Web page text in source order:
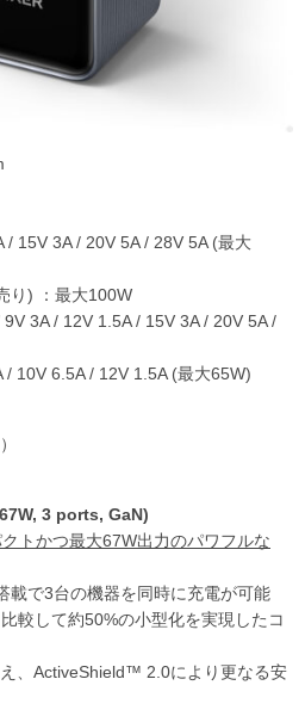
15V 3A / 20V 5A / 28V 5A (最大
) ：最大100W
3A / 12V 1.5A / 15V 3A / 20V 5A /
6.5A / 12V 1.5A (最大65W)
3 ports, GaN)
トかつ最大67W出力のパワフルな
載で3台の機器を同時に充電が可能
較して約50%の小型化を実現したコ
、ActiveShield™ 2.0により更なる安